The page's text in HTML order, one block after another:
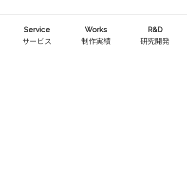
Service
サービス
Works
制作実績
R&D
研究開発